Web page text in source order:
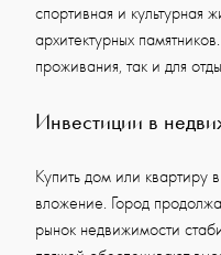
спортивная и культурная
архитектурных
проживания, так и для
Инвестиции в
Купить дом или квартиру
вложение. Город
рынок недвижимости